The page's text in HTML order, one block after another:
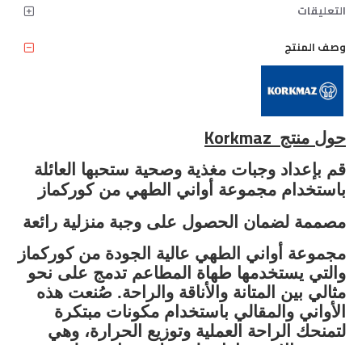
التعليقات
وصف المنتج
حول منتج Korkmaz
قم بإعداد وجبات مغذية وصحية ستحبها العائلة
باستخدام مجموعة أواني الطهي من كوركماز
مصممة لضمان الحصول على وجبة منزلية رائعة
مجموعة أواني الطهي عالية الجودة من كوركماز
والتي يستخدمها طهاة المطاعم تدمج على نحو
مثالي بين المتانة والأناقة والراحة. صُنعت هذه
الأواني والمقالي باستخدام مكونات مبتكرة
لتمنحك الراحة العملية وتوزيع الحرارة، وهي